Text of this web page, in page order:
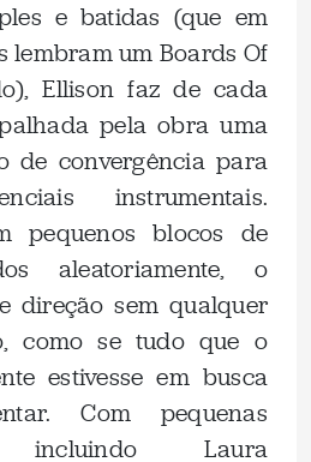
e batidas (que em
lembram um Boards Of
Ellison faz de cada
pela obra uma
de convergência para
instrumentais.
pequenos blocos de
aleatoriamente, o
direção sem qualquer
como se tudo que o
estivesse em busca
Com pequenas
incluindo Laura